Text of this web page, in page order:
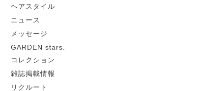
ヘアスタイル
ニュース
メッセージ
GARDEN stars.
コレクション
雑誌掲載情報
リクルート